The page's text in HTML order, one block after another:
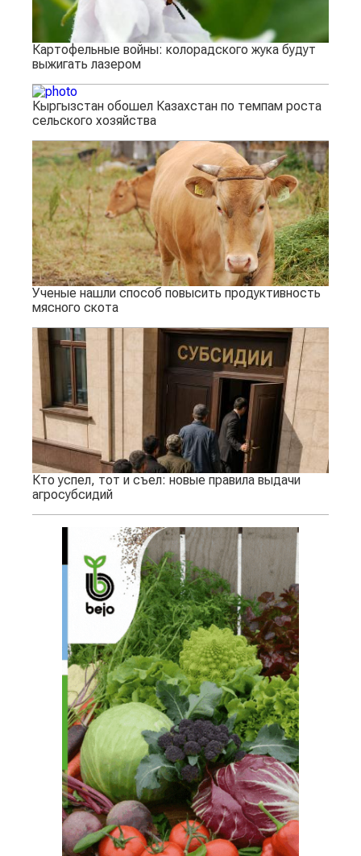
Картофельные войны: колорадского жука будут
выжигать лазером
Кыргызстан обошел Казахстан по темпам роста
сельского хозяйства
Ученые нашли способ повысить продуктивность
мясного скота
Кто успел, тот и съел: новые правила выдачи
агросубсидий